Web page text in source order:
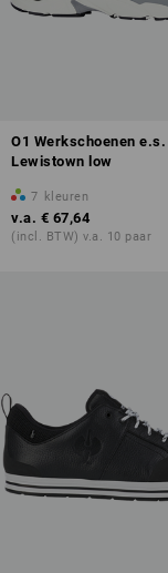
O1 Werkschoenen e.s.
Lewistown low
7 kleuren
v.a. € 67,64
(incl. BTW) v.a. 10 paar